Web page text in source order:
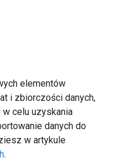
elementów
i zbiorczości danych,
w celu uzyskania
danych do
w artykule
.